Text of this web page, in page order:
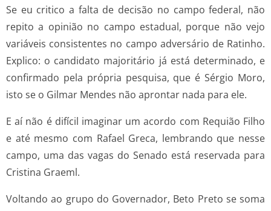
Se eu critico a falta de decisão no campo federal, não
repito a opinião no campo estadual, porque não vejo
variáveis consistentes no campo adversário de Ratinho.
Explico: o candidato majoritário já está determinado, e
confirmado pela própria pesquisa, que é Sérgio Moro,
isto se o Gilmar Mendes não aprontar nada para ele.
E aí não é difícil imaginar um acordo com Requião Filho
e até mesmo com Rafael Greca, lembrando que nesse
campo, uma das vagas do Senado está reservada para
Cristina Graeml.
Voltando ao grupo do Governador, Beto Preto se soma